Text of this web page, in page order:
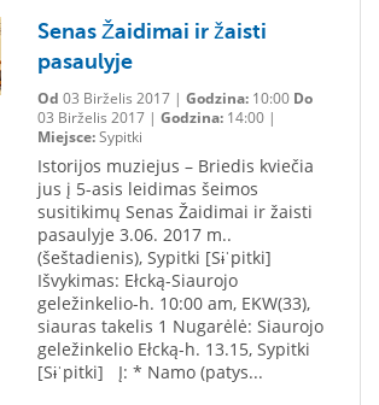
Senas Žaidimai ir žaisti
pasaulyje
Od 03 Birželis 2017 | Godzina:10:00 Do
03 Birželis 2017 | Godzina:14:00 |
Miejsce:Sypitki
Istorijos muziejus – Briedis kviečia
jus į 5-asis leidimas šeimos
susitikimų Senas Žaidimai ir žaisti
pasaulyje 3.06. 2017 m..
(šeštadienis), Sypitki [Sɨˈpitki]
Išvykimas: Ełcką-Siaurojo
geležinkelio-h. 10:00 am, EKW(33),
siauras takelis 1 Nugarėlė: Siaurojo
geležinkelio Ełcką-h. 13.15, Sypitki
[Sɨˈpitki] Į: * Namo (patys...